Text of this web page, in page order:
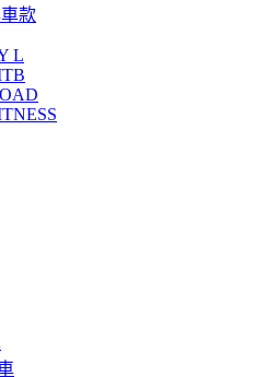
款
L